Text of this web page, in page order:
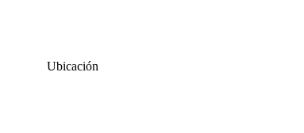
Ubicación